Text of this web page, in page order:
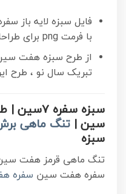
با فرمت png برای طراحان عزیز فراهم شده است.
از طرح سبزه هفت سین
تبریک سال نو ، طرح
سبزه
سین | تنگ ماهی
سبزه
تنگ ماهی قرمز هفت سین
سفره هفت سین سفره